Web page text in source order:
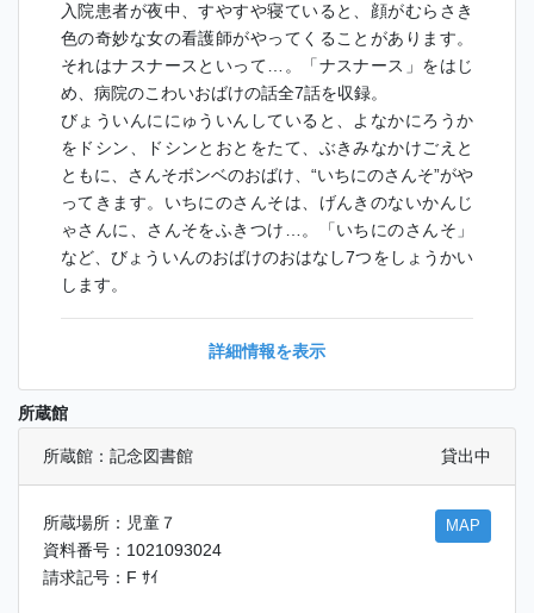
入院患者が夜中、すやすや寝ていると、顔がむらさき
色の奇妙な女の看護師がやってくることがあります。
それはナスナースといって…。「ナスナース」をはじ
め、病院のこわいおばけの話全7話を収録。
びょういんににゅういんしていると、よなかにろうか
をドシン、ドシンとおとをたて、ぶきみなかけごえと
ともに、さんそボンベのおばけ、“いちにのさんそ”がや
ってきます。いちにのさんそは、げんきのないかんじ
ゃさんに、さんそをふきつけ…。「いちにのさんそ」
など、びょういんのおばけのおはなし7つをしょうかい
します。
詳細情報を表示
所蔵館
所蔵館：記念図書館 貸出中
所蔵場所：児童７
資料番号：1021093024
請求記号：F ｻｲ
MAP